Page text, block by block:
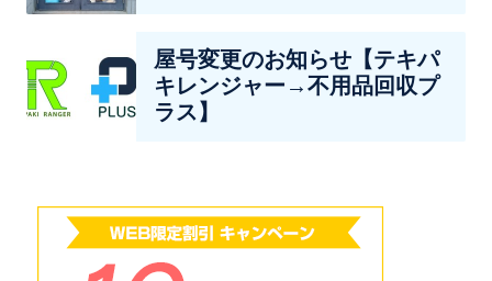
屋号変更のお知らせ【テキパ
キレンジャー→不用品回収プ
ラス】